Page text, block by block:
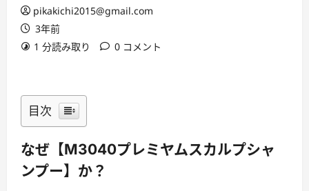
pikakichi2015@gmail.com
3年前
1 分読み取り
0 コメント
目次
なぜ【M3040プレミヤムスカルプシャ
ンプー】か？